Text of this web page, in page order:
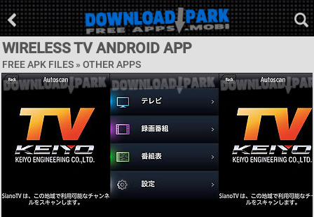
WIRELESS TV ANDROID APP
FREE APK FILES » OTHER APPS